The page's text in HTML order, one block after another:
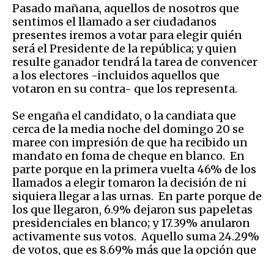
Pasado mañana, aquellos de nosotros que
sentimos el llamado a ser ciudadanos
presentes iremos a votar para elegir quién
será el Presidente de la república; y quien
resulte ganador tendrá la tarea de convencer
a los electores -incluidos aquellos que
votaron en su contra- que los representa.
Se engaña el candidato, o la candiata que
cerca de la media noche del domingo 20 se
maree con impresión de que ha recibido un
mandato en foma de cheque en blanco. En
parte porque en la primera vuelta 46% de los
llamados a elegir tomaron la decisión de ni
siquiera llegar a las urnas. En parte porque de
los que llegaron, 6.9% dejaron sus papeletas
presidenciales en blanco; y 17.39% anularon
activamente sus votos. Aquello suma 24.29%
de votos, que es 8.69% más que la opción que